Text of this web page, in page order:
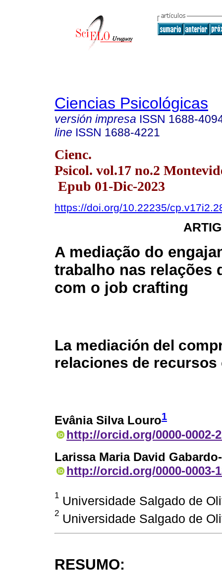
Ciencias Psicológicas
versión impresa ISSN 1688-
line ISSN 1688-4221
Cienc.
Psicol. vol.17 no.2
Epub 01-Dic-2023
https://doi.org/10.22235/
A mediação do
trabalho nas relações
com o job crafting
La mediación del
relaciones de
Evânia Silva Louro1
http://orcid.org/0000-0002-
Larissa Maria David
http://orcid.org/0000-0003-
1 Universidade Salgado de
2 Universidade Salgado de
RESUMO: